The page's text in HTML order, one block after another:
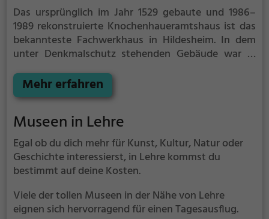
Das ursprünglich im Jahr 1529 gebaute und 1986–
1989 rekonstruierte Knochenhaueramtshaus ist das
bekannteste Fachwerkhaus in Hildesheim. In dem
unter Denkmalschutz stehenden Gebäude war in
Stadtmuseum untergebracht, im Erdgeschoss
befindet sich ein Restaurant.
Mehr erfahren
Museen in Lehre
Egal ob du dich mehr für Kunst, Kultur, Natur oder
Geschichte interessierst, in Lehre kommst du
bestimmt auf deine Kosten.
Viele der tollen Museen in der Nähe von Lehre
eignen sich hervorragend für einen Tagesausflug.